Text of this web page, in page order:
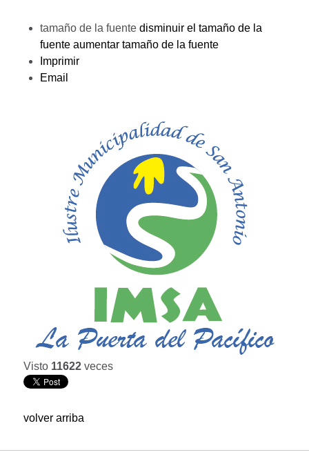
tamaño de la fuente disminuir el tamaño de la
fuente aumentar tamaño de la fuente
Imprimir
Email
Visto 11622 veces
volver arriba